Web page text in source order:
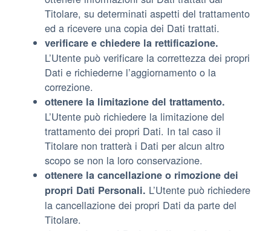
Titolare, su determinati aspetti del trattamento
ed a ricevere una copia dei Dati trattati.
verificare e chiedere la rettificazione.
L’Utente può verificare la correttezza dei propri
Dati e richiederne l’aggiornamento o la
correzione.
ottenere la limitazione del trattamento.
L’Utente può richiedere la limitazione del
trattamento dei propri Dati. In tal caso il
Titolare non tratterà i Dati per alcun altro
scopo se non la loro conservazione.
ottenere la cancellazione o rimozione dei
propri Dati Personali. L’Utente può richiedere
la cancellazione dei propri Dati da parte del
Titolare.